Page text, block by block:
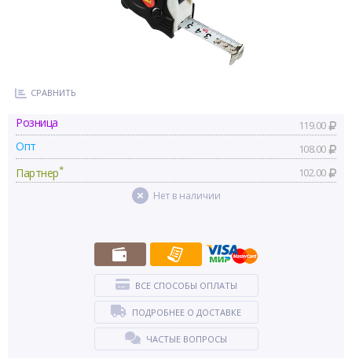
СРАВНИТЬ
Розница 119.00
Опт 108.00
Партнер* 102.00
Нет в наличии
ВСЕ СПОСОБЫ ОПЛАТЫ
ПОДРОБНЕЕ О ДОСТАВКЕ
ЧАСТЫЕ ВОПРОСЫ